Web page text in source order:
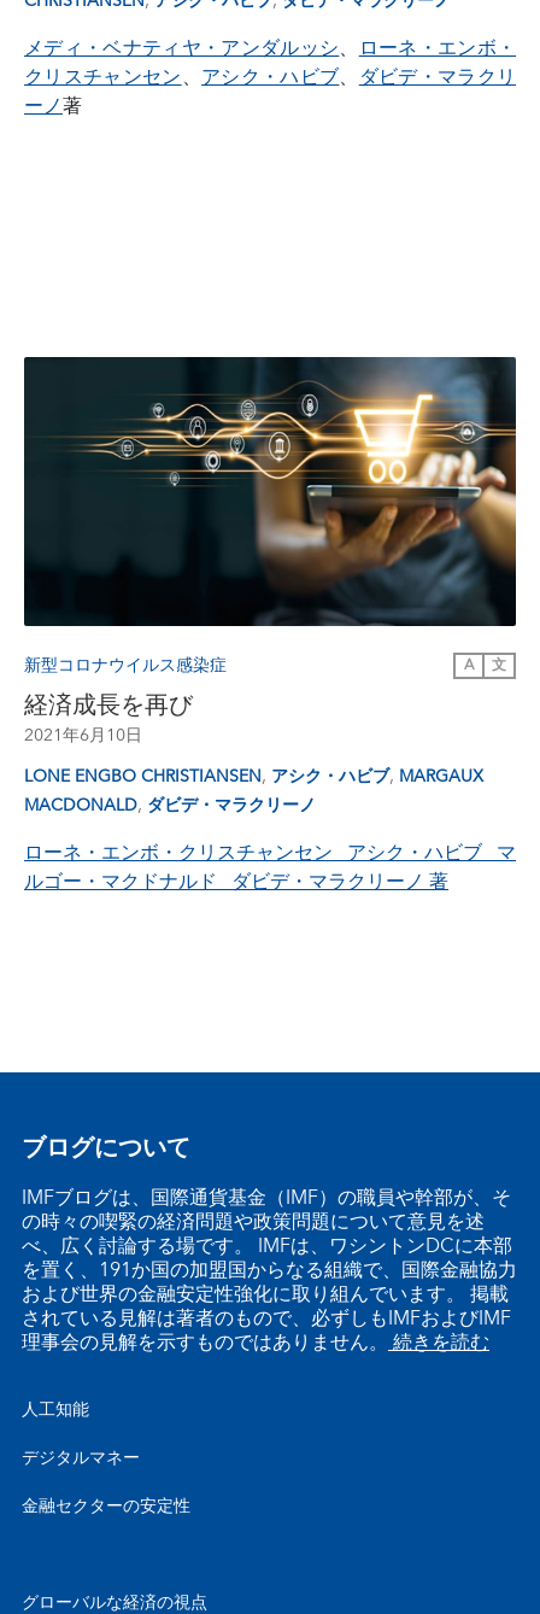
メディ・ベナティヤ・アンダルッシ、ローネ・エンボ・
クリスチャンセン、アシク・ハビブ、ダビデ・マラクリ
ーノ著
新型コロナウイルス感染症 A 文
経済成長を再び
2021年6月10日
LONE ENGBO CHRISTIANSEN, アシク・ハビブ, MARGAUX
MACDONALD, ダビデ・マラクリーノ
ローネ・エンボ・クリスチャンセン アシク・ハビブ マ
ルゴー・マクドナルド ダビデ・マラクリーノ著
ブログについて
IMFブログは、国際通貨基金（IMF）の職員や幹部が、そ
の時々の喫緊の経済問題や政策問題について意見を述
べ、広く討論する場です。 IMFは、ワシントンDCに本部
を置く、191か国の加盟国からなる組織で、国際金融協力
および世界の金融安定性強化に取り組んでいます。 掲載
されている見解は著者のもので、必ずしもIMFおよびIMF
理事会の見解を示すものではありません。 続きを読む
人工知能
デジタルマネー
金融セクターの安定性
グローバルな経済の視点